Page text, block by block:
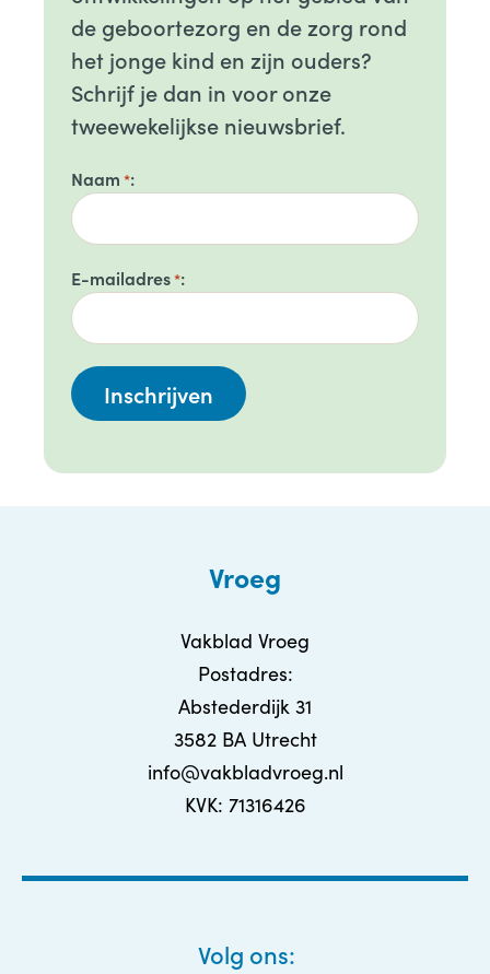
de geboortezorg en de zorg rond
het jonge kind en zijn ouders?
Schrijf je dan in voor onze
tweewekelijkse nieuwsbrief.
Naam *
E-mailadres*
Vroeg
Vakblad Vroeg
Postadres:
Abstederdijk 31
3582 BA Utrecht
info@vakbladvroeg.nl
KVK: 71316426
Volg ons: